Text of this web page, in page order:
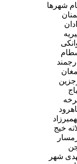
شهر‌ها
خیج
شهر